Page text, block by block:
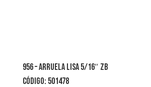
956 – arruela lisa 5/16″ zb
CÓDIGO: 501478